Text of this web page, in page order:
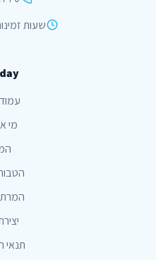
שעות זמינות: 7:00 -
מי
תנאי